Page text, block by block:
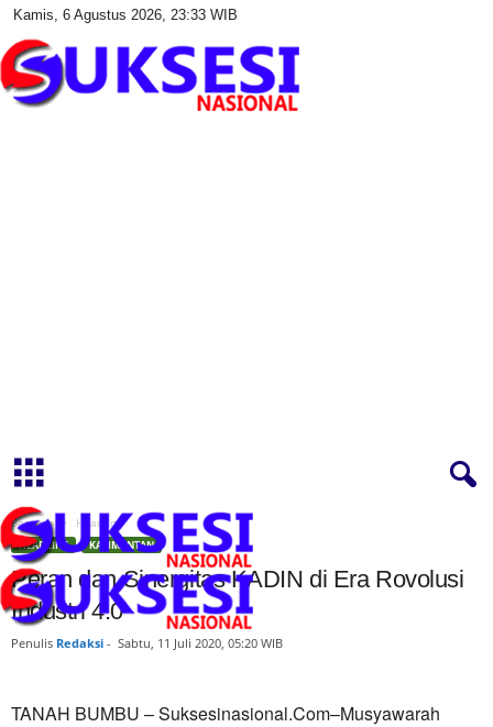
Kamis, 6 Agustus 2026, 23:33 WIB
Beranda Headline
HEADLINE KALIMANTAN
Peran dan Sinergitas KADIN di Era Rovolusi
Industri 4.0
Penulis Redaksi - Sabtu, 11 Juli 2020, 05:20 WIB
TANAH BUMBU – Suksesinasional.Com–Musyawarah